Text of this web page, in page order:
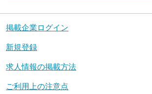
掲載企業ログイン
新規登録
求人情報の掲載方法
ご利用上の注意点